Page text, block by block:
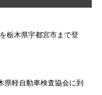
栃木県宇都宮市まで登
県軽自動車検査協会に到